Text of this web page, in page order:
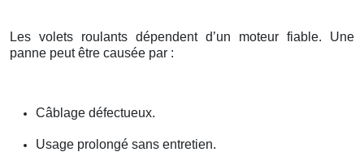
Les volets roulants dépendent d’un moteur fiable. Une
panne peut être causée par :
Câblage défectueux.
Usage prolongé sans entretien.